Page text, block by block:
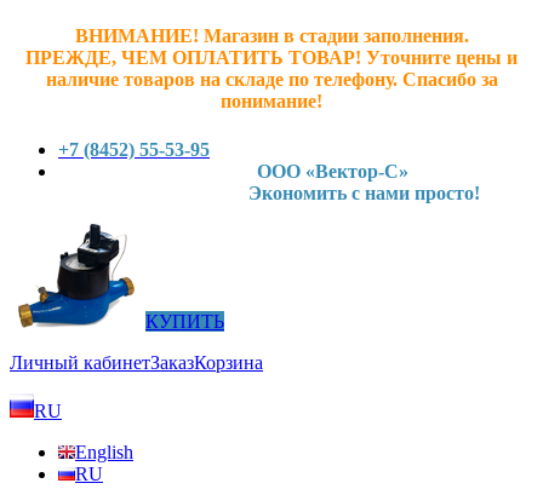
ВНИМАНИЕ! Магазин в стадии заполнения.
ПРЕЖДЕ, ЧЕМ ОПЛАТИТЬ ТОВАР! Уточните цены и
наличие товаров на складе по телефону. Спасибо за
понимание!
+7 (8452) 55-53-95
ООО «Вектор-С»
Экономить с нами просто!
КУПИТЬ
Личный кабинетЗаказКорзина
RU
English
RU